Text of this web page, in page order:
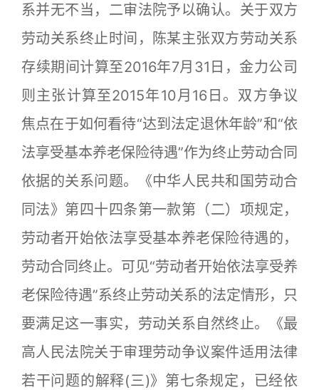
系并无不当，二审法院予以确认。关于双方
劳动关系终止时间，陈某主张双方劳动关系
存续期间计算至2016年7月31日，金力公司
则主张计算至2015年10月16日。双方争议
焦点在于如何看待“达到法定退休年龄”和“依
法享受基本养老保险待遇”作为终止劳动合同
依据的关系问题。《中华人民共和国劳动合
同法》第四十四条第一款第（二）项规定，
劳动者开始依法享受基本养老保险待遇的，
劳动合同终止。可见“劳动者开始依法享受养
老保险待遇”系终止劳动关系的法定情形，只
要满足这一事实，劳动关系自然终止。《最
高人民法院关于审理劳动争议案件适用法律
若干问题的解释(三)》第七条规定，已经依